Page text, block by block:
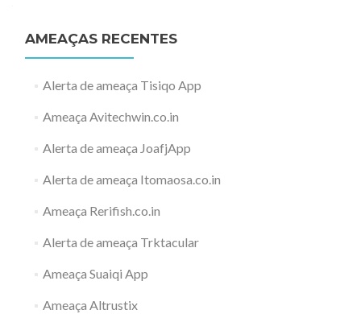
AMEAÇAS RECENTES
Alerta de ameaça Tisiqo App
Ameaça Avitechwin.co.in
Alerta de ameaça JoafjApp
Alerta de ameaça Itomaosa.co.in
Ameaça Rerifish.co.in
Alerta de ameaça Trktacular
Ameaça Suaiqi App
Ameaça Altrustix